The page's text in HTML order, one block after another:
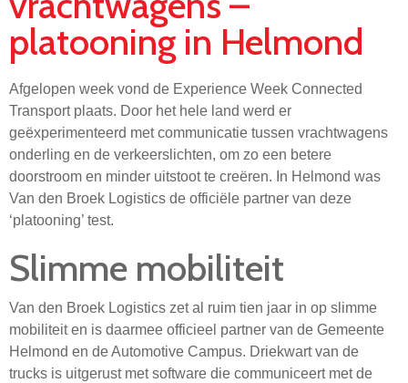
platooning in Helmond
Afgelopen week vond de Experience Week Connected
Transport plaats. Door het hele land werd er
geëxperimenteerd met communicatie tussen vrachtwagens
onderling en de verkeerslichten, om zo een betere
doorstroom en minder uitstoot te creëren. In Helmond was
Van den Broek Logistics de officiële partner van deze
‘platooning’ test.
Slimme mobiliteit
Van den Broek Logistics zet al ruim tien jaar in op slimme
mobiliteit en is daarmee officieel partner van de Gemeente
Helmond en de Automotive Campus. Driekwart van de
trucks is uitgerust met software die communiceert met de